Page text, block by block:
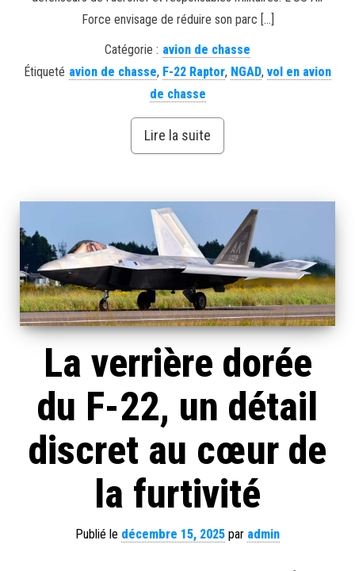
Force envisage de réduire son parc […]
Catégorie : avion de chasse
Étiqueté avion de chasse, F-22 Raptor, NGAD, vol en avion
de chasse
Lire la suite
La verrière dorée
du F-22, un détail
discret au cœur de
la furtivité
Publié le décembre 15, 2025 par admin